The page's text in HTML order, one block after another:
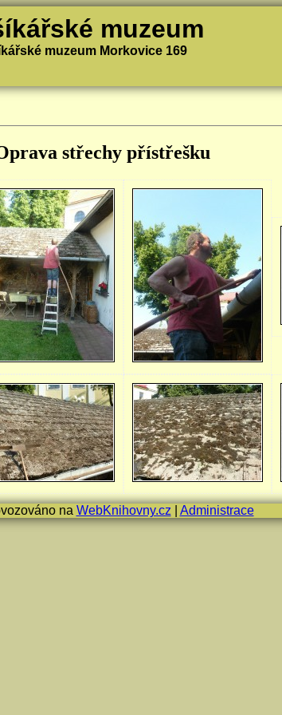
muzeum
muzeum Morkovice 169
střechy přístřešku
na WebKnihovny.cz Administrace